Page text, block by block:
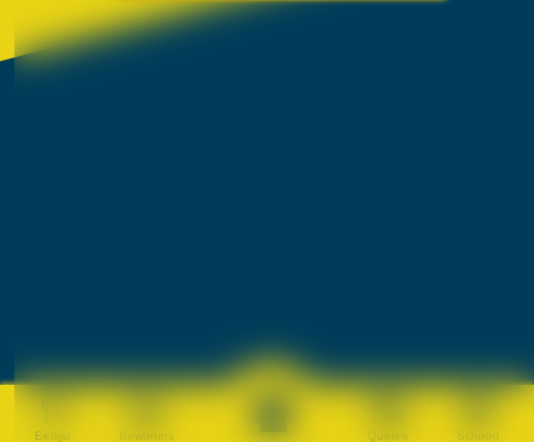
Eetlijst Bewoners Quotes Schoon